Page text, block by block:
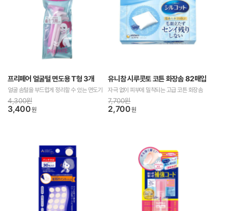
프리페어 얼굴털 면도용 T형 3개
얼굴 솜털을 부드럽게 정리할 수 있는 면도기
4,300원
3,400원
유니참 시루콧토 코튼 화장솜 82매입
자극 없이 피부에 밀착되는 고급 코튼 화장솜
7,700원
2,700원